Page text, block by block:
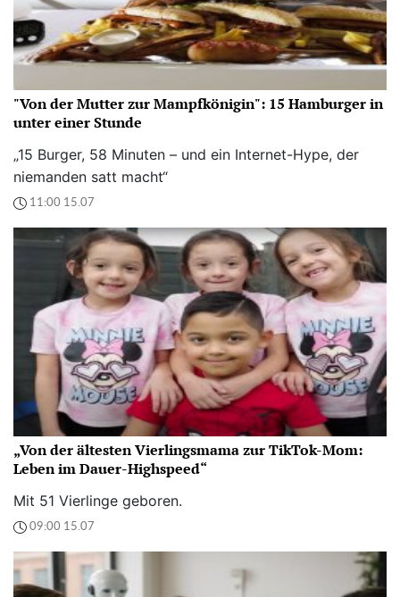
"Von der Mutter zur Mampfkönigin": 15 Hamburger in
unter einer Stunde
„15 Burger, 58 Minuten – und ein Internet-Hype, der
niemanden satt macht“
11:00 15.07
„Von der ältesten Vierlingsmama zur TikTok-Mom:
Leben im Dauer-Highspeed“
Mit 51 Vierlinge geboren.
09:00 15.07